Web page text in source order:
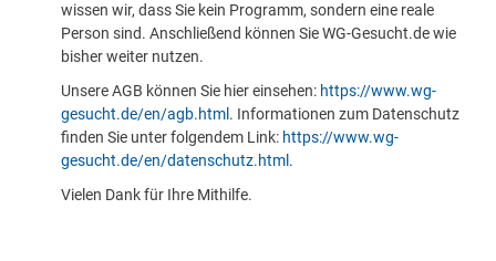
wissen wir, dass Sie kein Programm, sondern eine reale
Person sind. Anschließend können Sie WG-Gesucht.de wie
bisher weiter nutzen.
Unsere AGB können Sie hier einsehen: https://www.wg-
gesucht.de/en/agb.html . Informationen zum Datenschutz
finden Sie unter folgendem Link: https://www.wg-
gesucht.de/en/datenschutz.html .
Vielen Dank für Ihre Mithilfe.